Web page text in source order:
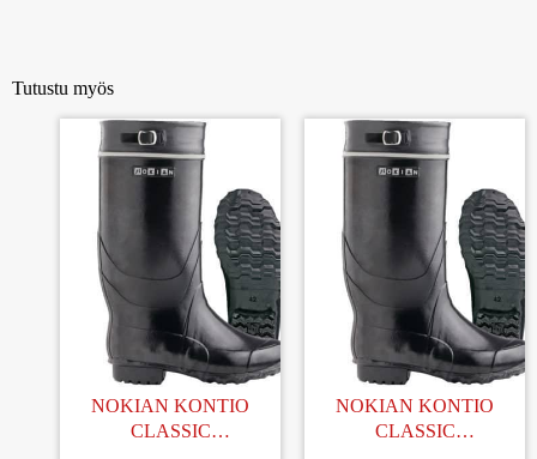
Tutustu myös
NOKIAN KONTIO
CLASSIC
NOKIAN KONTIO
CLASSIC